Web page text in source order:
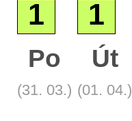
1 1
Po
(31. 03.)
Út
(01. 04.)
Základní
Satelitní